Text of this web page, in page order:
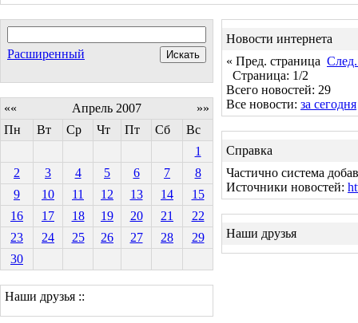
Расширенный
«« Апрель 2007
»»
Пн
Вт Ср Чт Пт Сб
Вс
1
2
3 4 5 6 7
8
9
10 11 12 13 14
15
16
17 18 19 20 21
22
23
24 25 26 27 28
29
30
Наши друзья ::
Новости интернета
« Пред. страница
Страница: 1/2
Всего новостей: 29
Все новости: за сегодня
Справка
Частично система
Источники новостей:
Наши друзья